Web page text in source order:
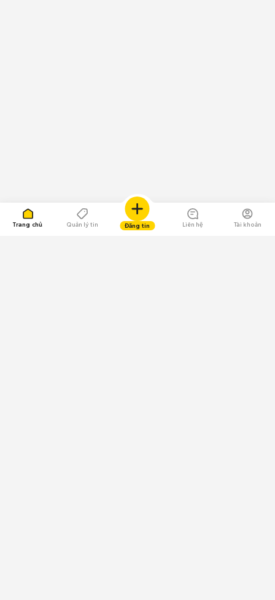
Trang chủ Quản lý tin Đăng tin Liên hệ Tài khoản